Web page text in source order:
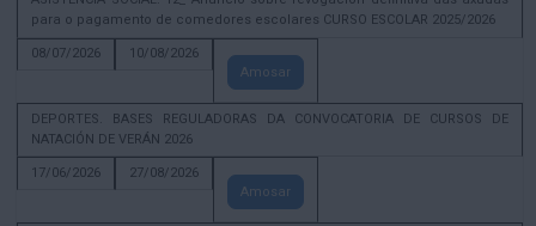
para o pagamento de comedores escolares CURSO ESCOLAR 2025/2026
08/07/2026
10/08/2026
Amosar
DEPORTES. BASES REGULADORAS DA CONVOCATORIA DE CURSOS DE
NATACIÓN DE VERÁN 2026
17/06/2026
27/08/2026
Amosar